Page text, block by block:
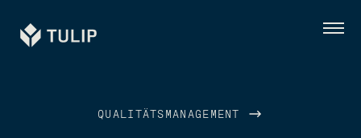
Tulip Menü
QUALITÄTSMANAGEMENT